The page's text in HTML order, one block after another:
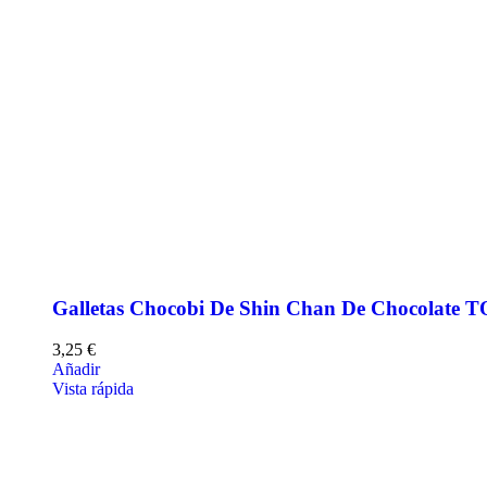
Galletas Chocobi De Shin Chan De Chocolate
3,25 €
Añadir
Vista rápida